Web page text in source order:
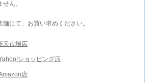
ん。
にて、お買い求めください。
天市場店
ショッピング店
店